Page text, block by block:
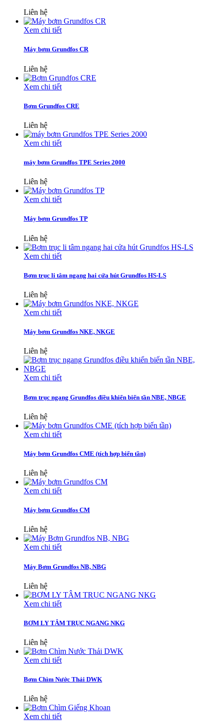
Liên hệ
Xem chi tiết
Máy bơm Grundfos CR
Liên hệ
Xem chi tiết
Bơm Grundfos CRE
Liên hệ
Xem chi tiết
máy bơm Grundfos TPE Series 2000
Liên hệ
Xem chi tiết
Máy bơm Grundfos TP
Liên hệ
Xem chi tiết
Bơm trục li tâm ngang hai cửa hút Grundfos HS-LS
Liên hệ
Xem chi tiết
Máy bơm Grundfos NKE, NKGE
Liên hệ
Xem chi tiết
Bơm trục ngang Grundfos điều khiển biến tần NBE, NBGE
Liên hệ
Xem chi tiết
Máy bơm Grundfos CME (tích hợp biến tần)
Liên hệ
Xem chi tiết
Máy bơm Grundfos CM
Liên hệ
Xem chi tiết
Máy Bơm Grundfos NB, NBG
Liên hệ
Xem chi tiết
BƠM LY TÂM TRỤC NGANG NKG
Liên hệ
Xem chi tiết
Bơm Chìm Nước Thải DWK
Liên hệ
Xem chi tiết